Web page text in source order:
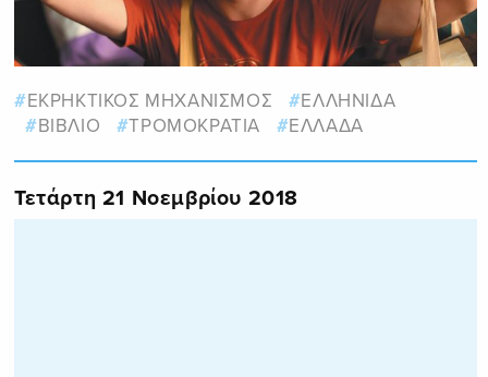
ΕΚΡΗΚΤΙΚΟΣ ΜΗΧΑΝΙΣΜΟΣ
ΕΛΛΗΝΙΔΑ
ΒΙΒΛΙΟ
ΤΡΟΜΟΚΡΑΤΙΑ ΕΛΛΑΔΑ
Τετάρτη 21 Νοεμβρίου 2018